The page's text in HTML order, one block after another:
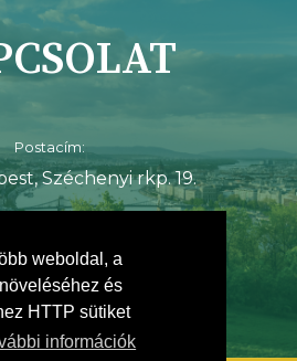
weboldal, a
és
HTTP sütiket
információk
Postacím:
Széchenyi rkp. 19.